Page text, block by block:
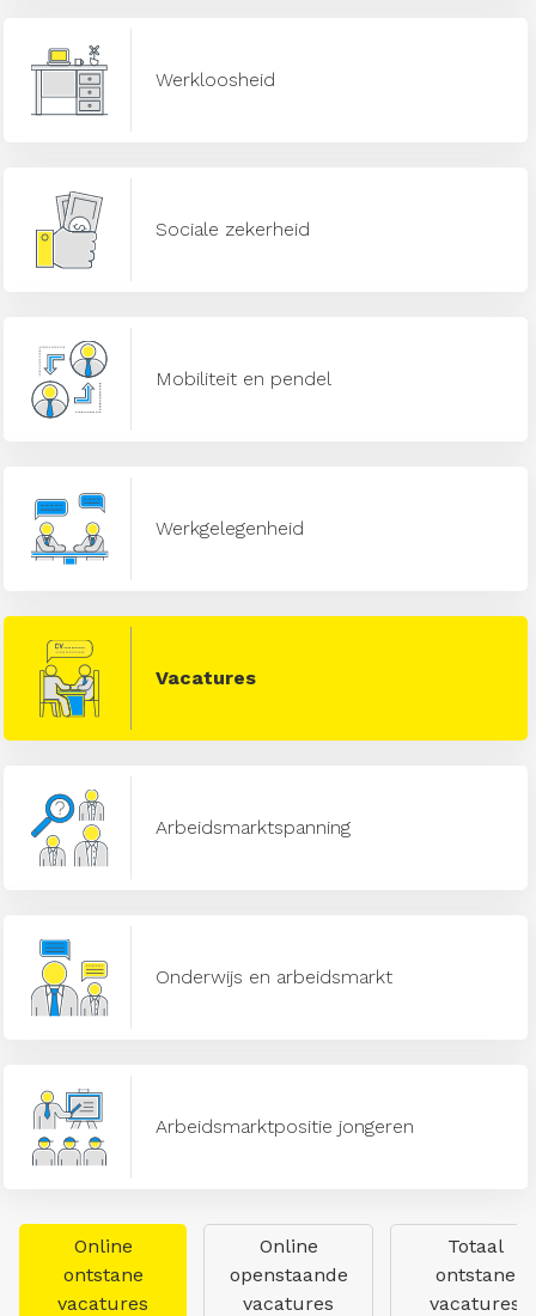
Werkloosheid
Sociale zekerheid
Mobiliteit en pendel
Werkgelegenheid
Vacatures
Arbeidsmarktspanning
Onderwijs en arbeidsmarkt
Arbeidsmarktpositie jongeren
Online
ontstane
vacatures
Online
openstaande
vacatures
Totaal
ontstane
vacatures